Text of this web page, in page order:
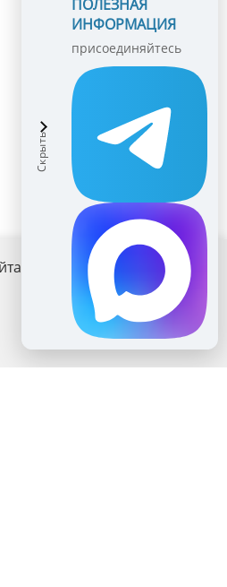
и взаимодействие с ним.
ПОЛЕЗНАЯ
ИНФОРМАЦИЯ
присоединяйтесь